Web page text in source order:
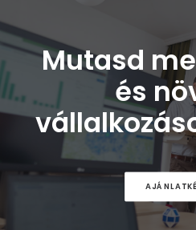
Mutasd
és